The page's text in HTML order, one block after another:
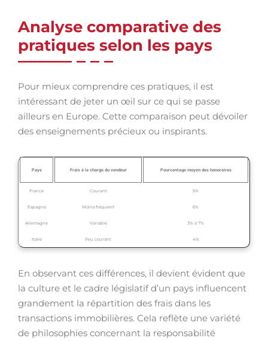
Analyse comparative des
pratiques selon les pays
Pour mieux comprendre ces pratiques, il est
intéressant de jeter un œil sur ce qui se passe
ailleurs en Europe. Cette comparaison peut dévoiler
des enseignements précieux ou inspirants.
Pays Frais à la charge du vendeur Pourcentage moyen des honoraires
France Courant 5%
Espagne Moins fréquent 6%
Allemagne Variable 3% à 7%
Italie Peu courant 4%
En observant ces différences, il devient évident que
la culture et le cadre législatif d’un pays influencent
grandement la répartition des frais dans les
transactions immobilières. Cela reflète une variété
de philosophies concernant la responsabilité